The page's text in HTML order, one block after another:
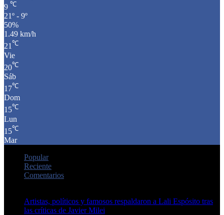
9 ℃
21º - 9º
50%
1.49 km/h
21℃
Vie
20℃
Sáb
17℃
Dom
15℃
Lun
15℃
Mar
Popular
Reciente
Comentarios
Artistas, políticos y famosos respaldaron a Lali Espósito tras
las críticas de Javier Milei